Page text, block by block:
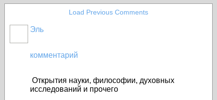
Load Previous Comments
Эль
комментарий
Открытия науки, философии, духовных
исследований и прочего